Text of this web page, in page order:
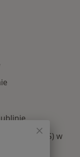
/ PMOS) w